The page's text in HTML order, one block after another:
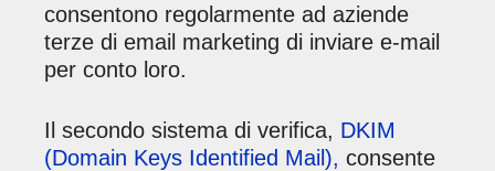
consentono regolarmente ad aziende
terze di email marketing di inviare e-mail
per conto loro.
Il secondo sistema di verifica, DKIM
(Domain Keys Identified Mail), consente